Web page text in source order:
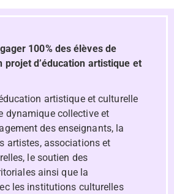
100% des élèves de
projet d’éducation artistique et
artistique et culturelle
dynamique collective et
des enseignants, la
artistes, associations et
le soutien des
ainsi que la
les institutions culturelles